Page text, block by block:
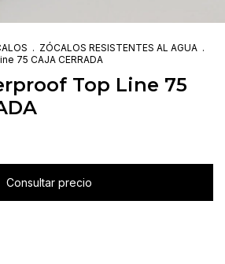
. ZÓCALOS RESISTENTES AL AGUA .
75 CAJA CERRADA
Top Line 75